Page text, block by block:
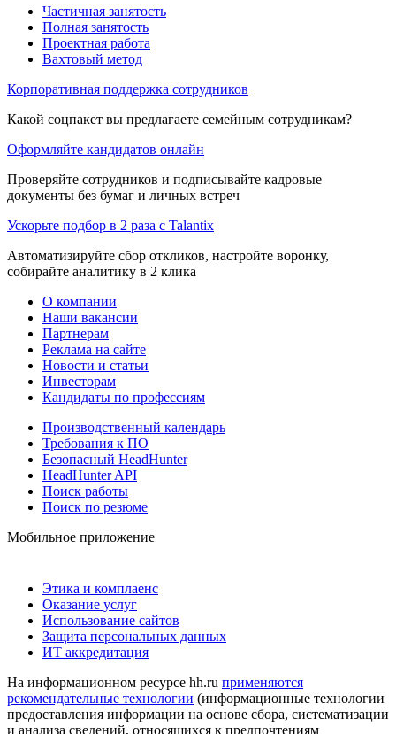
Частичная занятость
Полная занятость
Проектная работа
Вахтовый метод
Корпоративная поддержка сотрудников
Какой соцпакет вы предлагаете семейным сотрудникам?
Оформляйте кандидатов онлайн
Проверяйте сотрудников и подписывайте кадровые
документы без бумаг и личных встреч
Ускорьте подбор в 2 раза с Talantix
Автоматизируйте сбор откликов, настройте воронку,
собирайте аналитику в 2 клика
О компании
Наши вакансии
Партнерам
Реклама на сайте
Новости и статьи
Инвесторам
Кандидаты по профессиям
Производственный календарь
Требования к ПО
Безопасный HeadHunter
HeadHunter API
Поиск работы
Поиск по резюме
Мобильное приложение
Этика и комплаенс
Оказание услуг
Использование сайтов
Защита персональных данных
ИТ аккредитация
На информационном ресурсе hh.ru применяются
рекомендательные технологии (информационные технологии
предоставления информации на основе сбора, систематизации
и анализа сведений, относящихся к предпочтениям